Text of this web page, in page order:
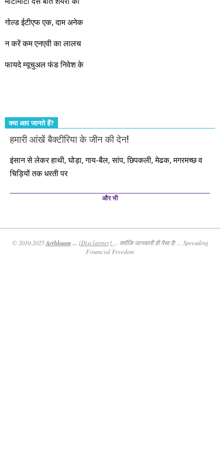
आएंगे। दूसरे आपको बस उल्लू बनाएंगे। केवल हम ही हैं जो पूरी ईमानदारी
और सत्यनिष्ठा से आपके लिए निवेश के हर रविवार को शानदार मौके लेकर
कर्महीन नर पावत नाहीं। आपके हिस्से का कुछ कर्म हम कर दे रहे हैं। बाकी
गोल्ड ईटीएफ एक, दाम अनेक
न करें कम एनएवी का लालच
फायदे म्यूचुअल फंड निवेश के
क्या आप जानते हैं?
हमारी आंखें बैक्टीरिया के जीन की देन!
इंसान से लेकर हाथी, घोड़ा, गाय-बैल, सांप, छिपकली, मेढक, मगरमच्छ व
चिड़ियों तक धरती पर
और भी
© 2010-2025Arthkaam ... {Disclaimer}
... क्योंकि जानकारी ही पैसा है! ... Spreading
Financial Freedom